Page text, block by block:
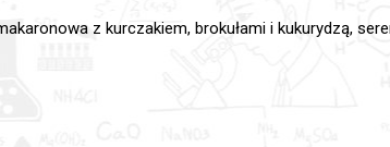
z kurczakiem, brokułami i kukurydzą,